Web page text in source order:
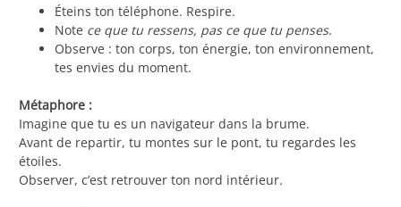
Éteins ton téléphone. Respire.
Note ce que tu ressens, pas ce que tu penses.
Observe : ton corps, ton énergie, ton environnement,
tes envies du moment.
Métaphore :
Imagine que tu es un navigateur dans la brume.
Avant de repartir, tu montes sur le pont, tu regardes les
étoiles.
Observer, c’est retrouver ton nord intérieur.